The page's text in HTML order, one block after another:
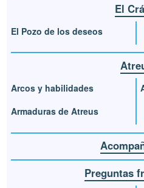
El
El Pozo de los deseos
Arcos y habilidades
Armaduras de Atreus
Preguntas